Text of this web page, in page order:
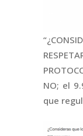
NO; el
que